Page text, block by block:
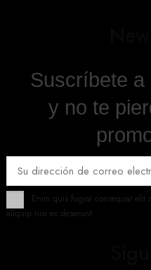
Suscríbete a
y no te
Enim quis fugiat consequat elit
aliquip nisi ex deserunt.